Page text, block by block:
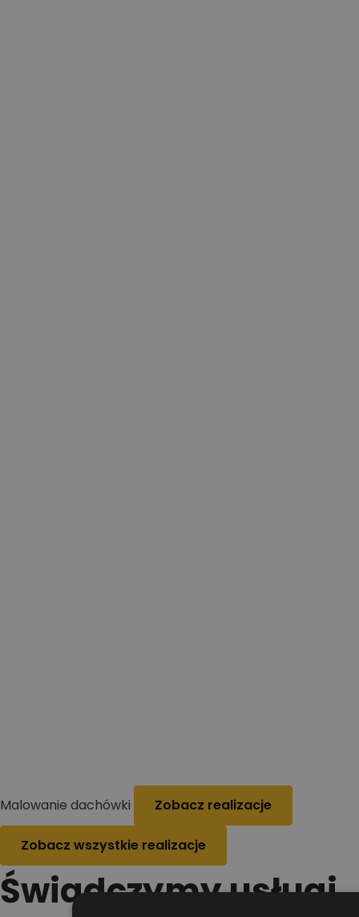
Malowanie dachówki Zobacz realizacje
Zobacz wszystkie realizacje
Świadczymy usługi